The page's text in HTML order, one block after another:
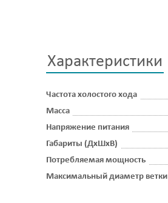
Характеристики
Частота холостого хода
Масса
Напряжение питания
Габариты (ДхШхВ)
Потребляемая мощность
Максимальный диаметр ветки